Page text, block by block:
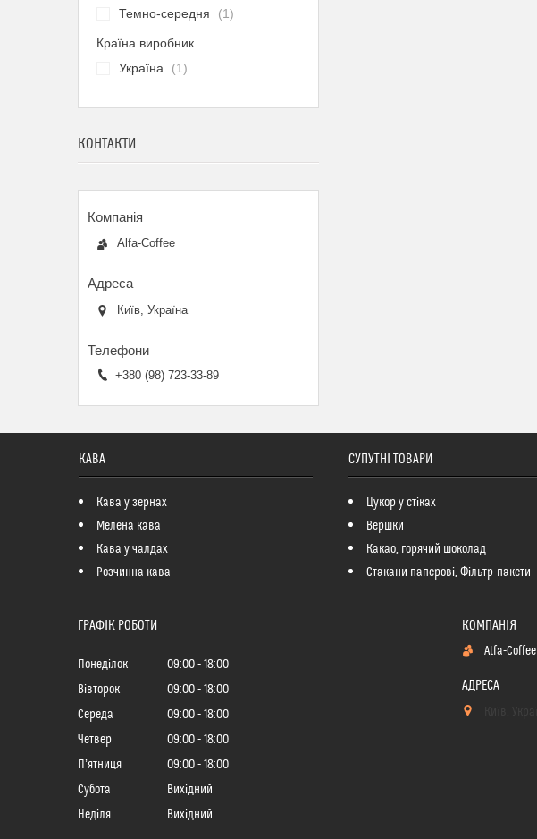
Темно-середня
1
Країна виробник
Україна
1
КОНТАКТИ
Alfa-Coffee
Київ, Україна
+380 (98) 723-33-89
КАВА
Кава у зернах
Мелена кава
Кава у чалдах
Розчинна кава
СУПУТНІ ТОВАРИ
Цукор у стіках
Вершки
Какао, горячий шоколад
Стакани паперові, Фільтр-пакети
ГРАФІК РОБОТИ
Понеділок 09:00
18:00
Вівторок
09:00
18:00
Середа
09:00
18:00
Четвер
09:00
18:00
Пʼятниця
09:00
18:00
Субота
Вихідний
Неділя
Вихідний
Alfa-Coffee